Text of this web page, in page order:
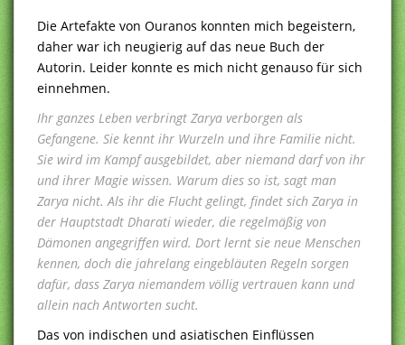
Die Artefakte von Ouranos konnten mich begeistern,
daher war ich neugierig auf das neue Buch der
Autorin. Leider konnte es mich nicht genauso für sich
einnehmen.
Ihr ganzes Leben verbringt Zarya verborgen als
Gefangene. Sie kennt ihr Wurzeln und ihre Familie nicht.
Sie wird im Kampf ausgebildet, aber niemand darf von ihr
und ihrer Magie wissen. Warum dies so ist, sagt man
Zarya nicht. Als ihr die Flucht gelingt, findet sich Zarya in
der Hauptstadt Dharati wieder, die regelmäßig von
Dämonen angegriffen wird. Dort lernt sie neue Menschen
kennen, doch die jahrelang eingebläuten Regeln sorgen
dafür, dass Zarya niemandem völlig vertrauen kann und
allein nach Antworten sucht.
Das von indischen und asiatischen Einflüssen